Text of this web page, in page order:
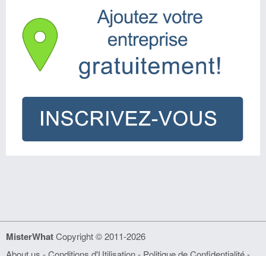
MisterWhatCopyright © 2011-2026